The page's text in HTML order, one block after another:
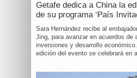
Getafe dedica a China la
de su programa ‘País
Sara Hernández recibe al
Jing, para avanzar en acuerdos de
inversiones y desarrollo
edición del evento se celebrará en